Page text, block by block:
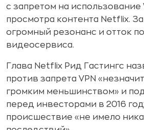
с запретом на использование
просмотра контента Netflix.
огромный резонанс и отток
видеосервиса.
Глава Netflix Рид Гастингс
против запрета VPN
громким меньшинством» и
перед инвесторами в 2016
происшествие «не имело